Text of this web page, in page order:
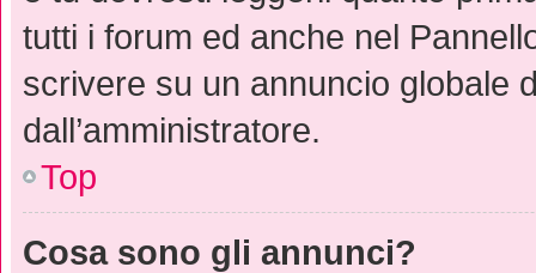
tutti i forum ed anche nel
scrivere su un annuncio globale
dall’amministratore.
Top
Cosa sono gli annunci?